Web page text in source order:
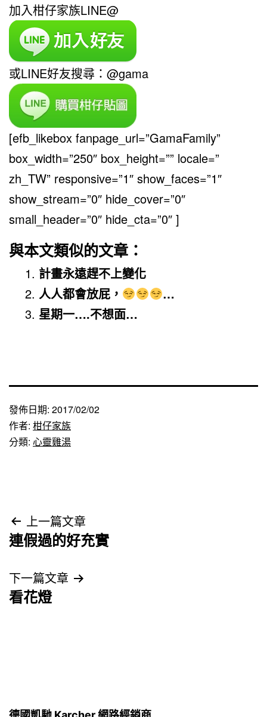
加入柑仔家族LINE@
或LINE好友搜尋：@gama
[efb_likebox fanpage_url=”GamaFamily”
box_width=”250″ box_height=”” locale=”
zh_TW” responsive=”1″ show_faces=”1″
show_stream=”0″ hide_cover=”0″
small_header=”0″ hide_cta=”0″ ]
與本文類似的文章：
計畫永遠趕不上變化
人人都會放屁，
…
星期一….不想面…
發佈日期: 2017/02/02
作者: 柑仔家族
分類: 心靈雞湯
文
章
導
覽
上一篇文章
連假過的好充實
下一篇文章
看花燈